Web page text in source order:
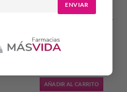
ENVIAR
DAVID BECHAM BLUE SET
SHOWER GEL x200ML
AÑADIR AL CARRITO